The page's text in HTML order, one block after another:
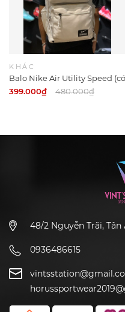
KHÁC
Balo Nike Air Utility Speed (có
túi Air)
399.000₫ 480.000₫
48/2 Nguyễn Trãi, Tân
0936486615